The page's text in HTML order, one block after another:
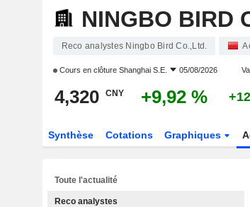
NINGBO BIRD
Reco analystes Ningbo Bird Co.,Ltd.
Cours en clôture Shanghai S.E. 05/08/2026
4,320 CNY +9,92 %
Synthèse Cotations Graphiques
Toute l'actualité
Reco analystes